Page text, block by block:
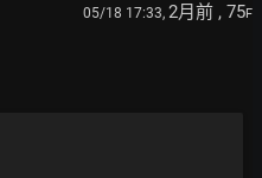
05/18 17:33, 2月前 , 75F